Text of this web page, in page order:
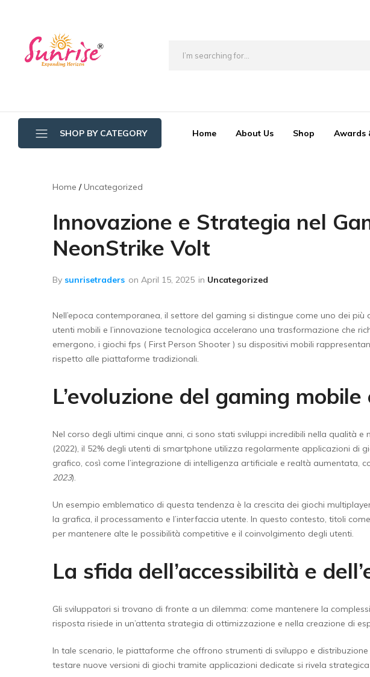
SHOP BY CATEGORY
Bathroom Wipers
Crystal Mop Sponge Reffil
Dry Mop
Rod Set Spares
Sponge Mop
Toilet Brushes
Home About Us Shop Awards
Home Uncategorized
Innovazione e Strategia nel
NeonStrike Volt
By sunrisetraders on April 15, 2025 in Uncategorized
Nell’epoca contemporanea, il settore del gaming si distingue come uno dei
utenti mobili e l’innovazione tecnologica accelerano una trasformazione che
emergono, i giochi fps ( First Person Shooter ) su dispositivi mobili
rispetto alle piattaforme tradizionali.
L’evoluzione del gaming
Nel corso degli ultimi cinque anni, ci sono stati sviluppi incredibili nella qualità
(2022), il 52% degli utenti di smartphone utilizza regolarmente applicazioni di
grafico, così come l’integrazione di intelligenza artificiale e realtà aumentata,
2023).
Un esempio emblematico di questa tendenza è la crescita dei giochi
la grafica, il processamento e l’interfaccia utente. In questo contesto, titoli come
per mantenere alte le possibilità competitive e il coinvolgimento degli utenti.
La sfida dell’accessibilità e
Gli sviluppatori si trovano di fronte a un dilemma: come mantenere la
risposta risiede in un’attenta strategia di ottimizzazione e nella creazione di
In tale scenario, le piattaforme che offrono strumenti di sviluppo e
testare nuove versioni di giochi tramite applicazioni dedicate si rivela